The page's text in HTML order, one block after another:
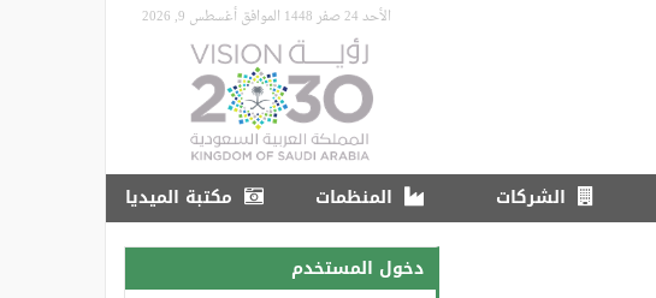
الأحد 24 صفر 1448 الموافق أغسطس 9, 2026
الشركات المنظمات مكتبة الميديا
دخول المستخدم